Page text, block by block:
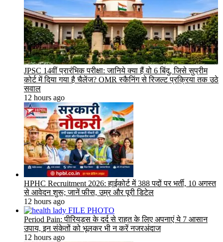
JPSC 14वीं प्रारंभिक परीक्षा: जानिये क्या हैं वो 6 बिंदु, जिसे सुप्रीम
कोर्ट में दिया गया है चैलेंज? OMR स्कैनिंग से रिजल्ट प्रक्रिया तक उठे
सवाल
12 hours ago
HPHC Recruitment 2026: हाईकोर्ट में 388 पदों पर भर्ती, 10 अगस्त
से आवेदन शुरू; जानें फीस, उम्र और पूरी डिटेल
12 hours ago
Period Pain: पीरियड्स के दर्द से राहत के लिए अपनाएं ये 7 आसान
उपाय, इन संकेतों को भूलकर भी न करें नजरअंदाज
12 hours ago